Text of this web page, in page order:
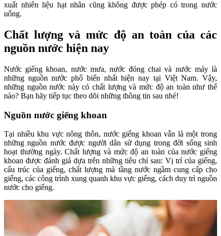
xuất nhiên liệu hạt nhân cũng không được phép có trong nước
uống.
Chất lượng và mức độ an toàn của các
nguồn nước hiện nay
Nước giếng khoan, nước mưa, nước đóng chai và nước máy là
những nguồn nước phổ biến nhất hiện nay tại Việt Nam. Vậy,
những nguồn nước này có chất lượng và mức độ an toàn như thế
nào? Bạn hãy tiếp tục theo dõi những thông tin sau nhé!
Nguồn nước giếng khoan
Tại nhiều khu vực nông thôn, nước giếng khoan vẫn là một trong
những nguồn nước được người dân sử dụng trong đời sống sinh
hoạt thường ngày. Chất lượng và mức độ an toàn của nước giếng
khoan được đánh giá dựa trên những tiêu chí sau: Vị trí của giếng,
cấu trúc của giếng, chất lượng mà tầng nước ngầm cung cấp cho
giếng, các công trình xung quanh khu vực giếng, cách duy trì nguồn
nước cho giếng.